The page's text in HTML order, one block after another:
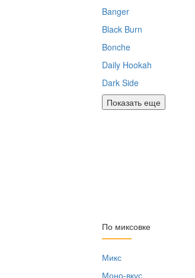
Banger
Black Burn
Bonche
Daily Hookah
Dark Side
Показать еще
По миксовке
Микс
Моно-вкус